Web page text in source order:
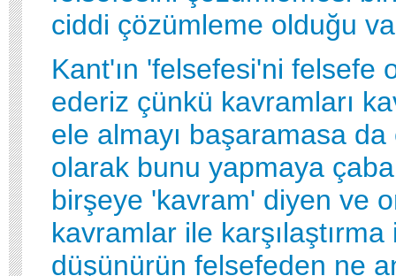
ciddi çözümleme olduğu
Kant'ın 'felsefesi'ni felsefe
ederiz çünkü kavramları
ele almayı başaramasa da
olarak bunu yapmaya
birşeye 'kavram' diyen ve
kavramlar ile
düşünürün felsefeden ne